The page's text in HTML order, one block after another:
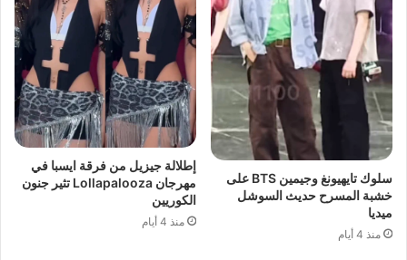
سلوك تايهيونغ وجيمين BTS على
خشبة المسرح حديث السوشل
ميديا
منذ 4 أيام
إطلالة جيزيل من فرقة ايسبا في
مهرجان Lollapalooza تثير جنون
الكوريين
منذ 4 أيام